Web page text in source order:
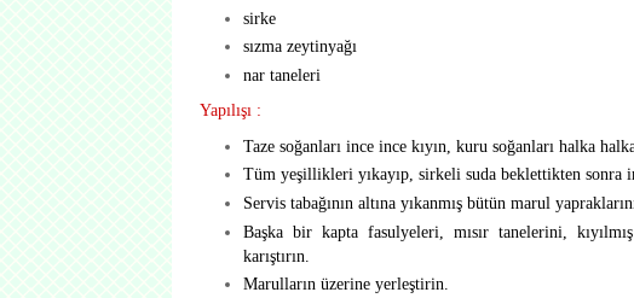
sirke
sızma zeytinyağı
nar taneleri
Yapılışı :
Taze soğanları ince ince kıyın, kuru soğanları halka
Tüm yeşillikleri yıkayıp, sirkeli suda beklettikten sonra
Servis tabağının altına yıkanmış bütün marul
Başka bir kapta fasulyeleri, mısır tanelerini,
karıştırın.
Marulların üzerine yerleştirin.